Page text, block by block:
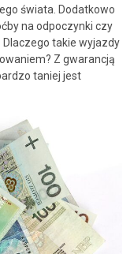
świata. Dodatkowo
na odpoczynki czy
takie wyjazdy
Z gwarancją
taniej jest